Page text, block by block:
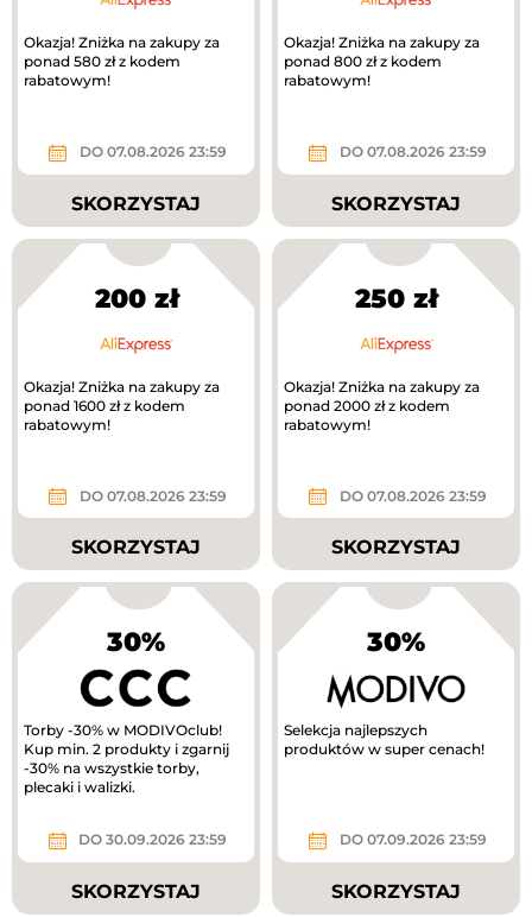
Okazja! Zniżka na zakupy za
ponad 580 zł z kodem
rabatowym!
DO 07.08.2026 23:59
SKORZYSTAJ
Okazja! Zniżka na zakupy za
ponad 800 zł z kodem
rabatowym!
DO 07.08.2026 23:59
SKORZYSTAJ
200 zł
Okazja! Zniżka na zakupy za
ponad 1600 zł z kodem
rabatowym!
DO 07.08.2026 23:59
SKORZYSTAJ
250 zł
Okazja! Zniżka na zakupy za
ponad 2000 zł z kodem
rabatowym!
DO 07.08.2026 23:59
SKORZYSTAJ
30%
Torby -30% w MODIVOclub!
Kup min. 2 produkty i zgarnij
-30% na wszystkie torby,
plecaki i walizki.
DO 30.09.2026 23:59
SKORZYSTAJ
30%
Selekcja najlepszych
produktów w super cenach!
DO 07.09.2026 23:59
SKORZYSTAJ